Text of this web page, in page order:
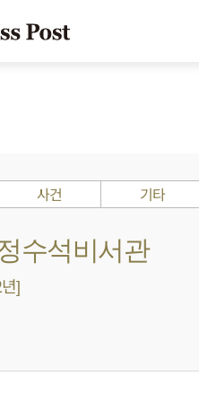
사건 기타
수석비서관
]